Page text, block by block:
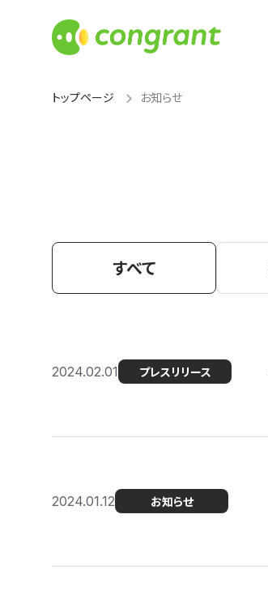
トップページ お知らせ
すべて
2024.02.01 プレスリリース
2024.01.12 お知らせ